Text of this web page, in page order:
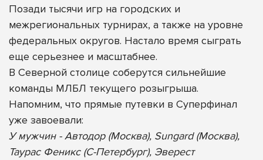
Позади тысячи игр на городских и
межрегиональных турнирах, а также на уровне
федеральных округов. Настало время сыграть
еще серьезнее и масштабнее.
В Северной столице соберутся сильнейшие
команды МЛБЛ текущего розыгрыша.
Напомним, что прямые путевки в Суперфинал
уже завоевали:
У мужчин - Автодор (Москва), Sungard (Москва),
Таурас Феникс (С-Петербург), Эверест